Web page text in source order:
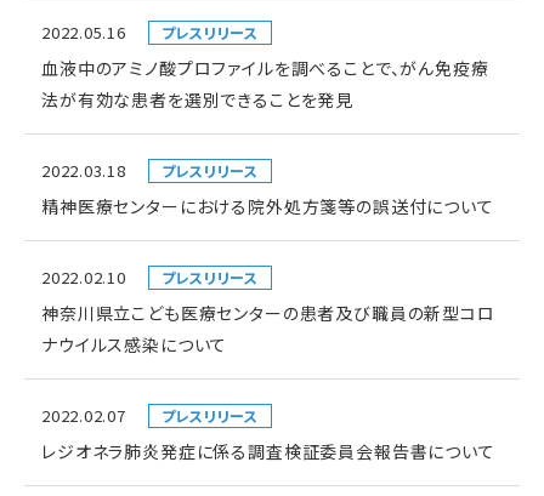
2022.05.16 プレスリリース
血液中のアミノ酸プロファイルを調べることで、がん免疫療
法が有効な患者を選別できることを発見
2022.03.18 プレスリリース
精神医療センターにおける院外処方箋等の誤送付について
2022.02.10 プレスリリース
神奈川県立こども医療センターの患者及び職員の新型コロ
ナウイルス感染について
2022.02.07 プレスリリース
レジオネラ肺炎発症に係る調査検証委員会報告書について